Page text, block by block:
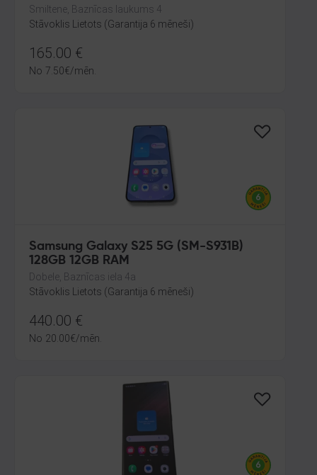
Smiltene, Baznīcas laukums 4
Stāvoklis Lietots (Garantija 6 mēneši)
165.00 €
No 7.50€/mēn.
Samsung Galaxy S25 5G (SM-S931B)
128GB 12GB RAM
Dobele, Baznīcas iela 4a
Stāvoklis Lietots (Garantija 6 mēneši)
440.00 €
No 20.00€/mēn.